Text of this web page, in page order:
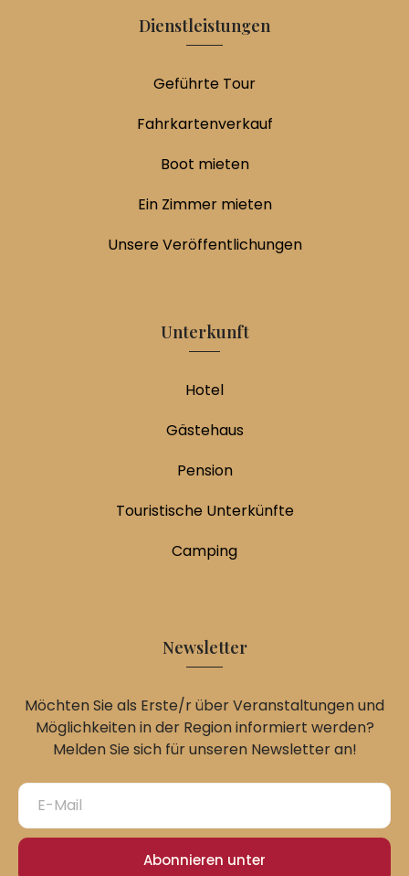
Dienstleistungen
Geführte Tour
Fahrkartenverkauf
Boot mieten
Ein Zimmer mieten
Unsere Veröffentlichungen
Unterkunft
Hotel
Gästehaus
Pension
Touristische Unterkünfte
Camping
Newsletter
Möchten Sie als Erste/r über Veranstaltungen und
Möglichkeiten in der Region informiert werden?
Melden Sie sich für unseren Newsletter an!
Abonnieren unter